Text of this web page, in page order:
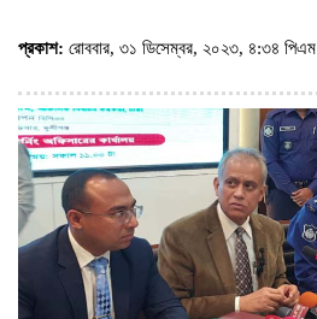
প্রকাশ: রোববার, ৩১ ডিসেম্বর, ২০২৩, ৪:৩৪ পিএম